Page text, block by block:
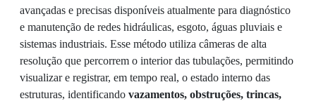
avançadas e precisas disponíveis atualmente para diagnóstico
e manutenção de redes hidráulicas, esgoto, águas pluviais e
sistemas industriais. Esse método utiliza câmeras de alta
resolução que percorrem o interior das tubulações, permitindo
visualizar e registrar, em tempo real, o estado interno das
estruturas, identificando vazamentos, obstruções, trincas,